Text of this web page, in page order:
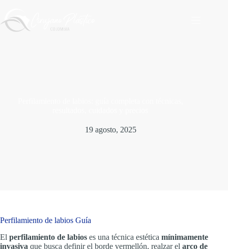
contenido
19 agosto, 2025
Perfilamiento de labios Guía
El perfilamiento de labios es una técnica estética mínimamente
invasiva que busca definir el borde vermellón, realzar el arco de